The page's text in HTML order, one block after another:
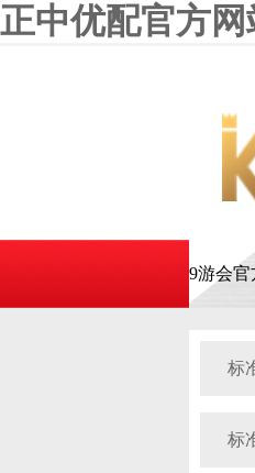
正中优配官方
9游会官
标
标